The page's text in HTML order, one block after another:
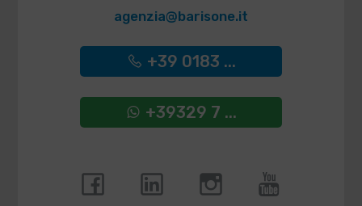
agenzia@barisone.it
+39 0183 ...
+39329 7 ...